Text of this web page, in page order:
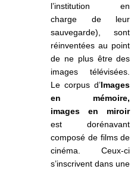
l’institution en
charge de leur
sauvegarde), sont
réinventées au point
de ne plus être des
images télévisées.
Le corpus d’Images
en mémoire,
images en miroir
est dorénavant
composé de films de
cinéma. Ceux-ci
s’inscrivent dans une